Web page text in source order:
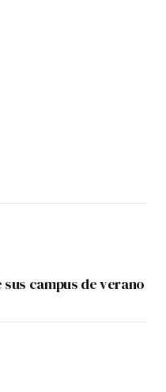
sus campus de verano